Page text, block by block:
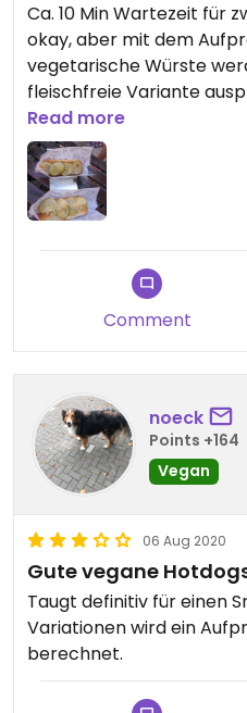
Ca. 10 Min Wartezeit für
okay, aber mit dem
vegetarische Würste
fleischfreie Variante
Geschmack hats, auch
das Curry vergessen
Read more
Comment
noeck
Points +164
Vegan
06 Aug 2020
Gute vegane
Taugt definitiv für einen
Variationen wird ein
berechnet.